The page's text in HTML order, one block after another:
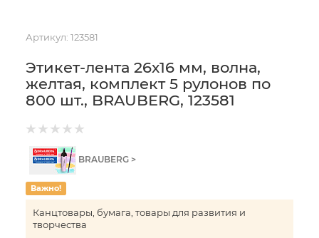
Артикул: 123581
Этикет-лента 26х16 мм, волна,
желтая, комплект 5 рулонов по
800 шт., BRAUBERG, 123581
BRAUBERG >
Важно!
Канцтовары, бумага, товары для развития и
творчества